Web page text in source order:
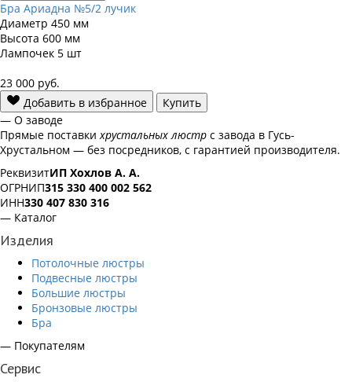
Бра Ариадна №5/2 лучик
Диаметр 450 мм
Высота 600 мм
Лампочек 5 шт
23 000 руб.
Добавить в избранное
Купить
— О заводе
Прямые поставкихрустальных люстр с завода в Гусь-
Хрустальном — без посредников, с гарантией производителя.
РеквизитИП Хохлов А. А.
ОГРНИП315 330 400 002 562
ИНН330 407 830 316
— Каталог
Изделия
Потолочные люстры
Подвесные люстры
Большие люстры
Бронзовые люстры
Бра
— Покупателям
Сервис